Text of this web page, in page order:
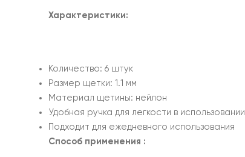
Характеристики:
Количество: 6 штук
Размер щетки: 1.1 мм
Материал щетины: нейлон
Удобная ручка для легкости в использовании
Подходит для ежедневного использования
Способ применения :